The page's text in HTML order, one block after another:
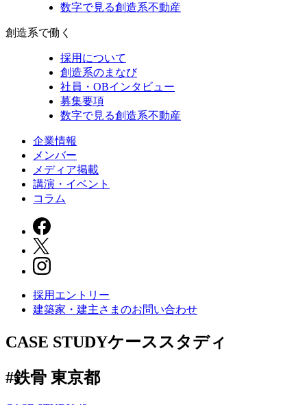
数字で見る創造系不動産
創造系で働く
採用について
創造系のまなび
社員・OBインタビュー
募集要項
数字で見る創造系不動産
企業情報
メンバー
メディア掲載
講演・イベント
コラム
採用エントリー
建築家・建主さまのお問い合わせ
CASE STUDYケーススタディ
#鉄骨 東京都